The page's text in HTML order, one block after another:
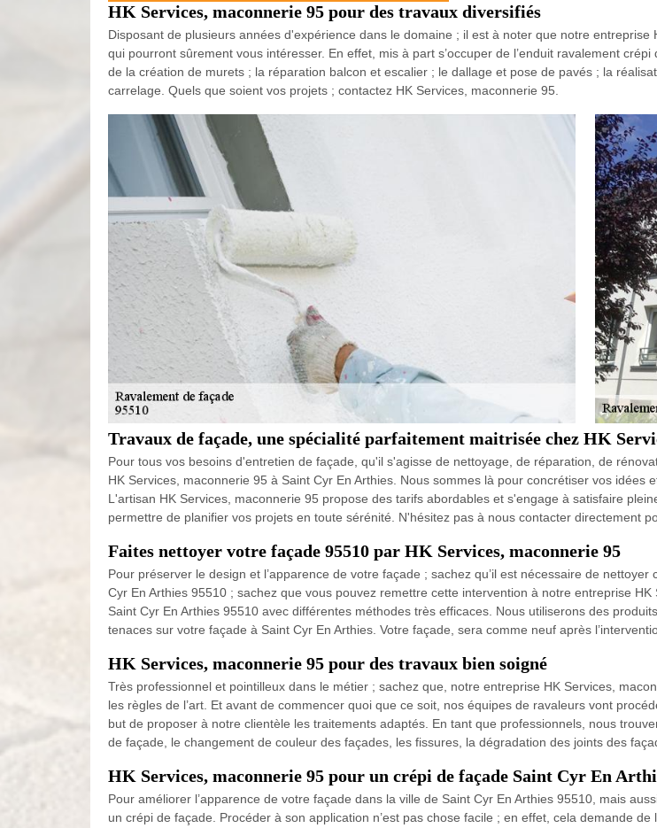
HK Services, maconnerie 95 pour des travaux diversifiés
Disposant de plusieurs années d'expérience dans le domaine ; il est à noter que notre
qui pourront sûrement vous intéresser. En effet, mis à part s’occuper de l’enduit ravalement
de la création de murets ; la réparation balcon et escalier ; le dallage et pose de pavés ; la
carrelage. Quels que soient vos projets ; contactez HK Services, maconnerie 95.
Travaux de façade, une spécialité parfaitement maitrisée chez HK
Pour tous vos besoins d'entretien de façade, qu'il s'agisse de nettoyage, de réparation, de
HK Services, maconnerie 95 à Saint Cyr En Arthies. Nous sommes là pour concrétiser vos
L'artisan HK Services, maconnerie 95 propose des tarifs abordables et s'engage à satisfaire
permettre de planifier vos projets en toute sérénité. N'hésitez pas à nous contacter directement
Faites nettoyer votre façade 95510 par HK Services, maconnerie 95
Pour préserver le design et l’apparence de votre façade ; sachez qu’il est nécessaire de
Cyr En Arthies 95510 ; sachez que vous pouvez remettre cette intervention à notre entreprise
Saint Cyr En Arthies 95510 avec différentes méthodes très efficaces. Nous utiliserons des
tenaces sur votre façade à Saint Cyr En Arthies. Votre façade, sera comme neuf après
HK Services, maconnerie 95 pour des travaux bien soigné
Très professionnel et pointilleux dans le métier ; sachez que, notre entreprise HK Services,
les règles de l’art. Et avant de commencer quoi que ce soit, nos équipes de ravaleurs vont
but de proposer à notre clientèle les traitements adaptés. En tant que professionnels, nous
de façade, le changement de couleur des façades, les fissures, la dégradation des joints des
HK Services, maconnerie 95 pour un crépi de façade Saint Cyr En
Pour améliorer l’apparence de votre façade dans la ville de Saint Cyr En Arthies 95510, mais
un crépi de façade. Procéder à son application n’est pas chose facile ; en effet, cela demande